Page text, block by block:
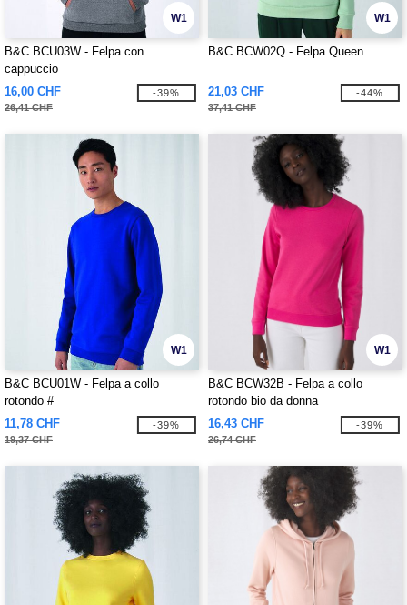
W1
B&C BCU03W - Felpa con
cappuccio
16,00 CHF
26,41 CHF
-39%
W1
B&C BCW02Q - Felpa Queen
21,03 CHF
37,41 CHF
-44%
W1
B&C BCU01W - Felpa a collo
rotondo #
11,78 CHF
19,37 CHF
-39%
W1
B&C BCW32B - Felpa a collo
rotondo bio da donna
16,43 CHF
26,74 CHF
-39%